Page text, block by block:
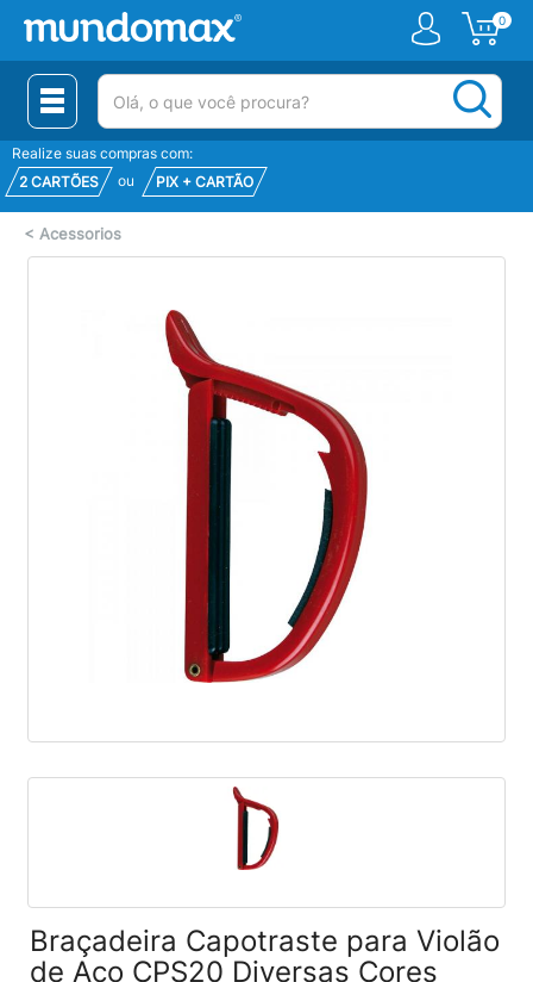
0
(pesquisar)
Realize suas compras com:
2 CARTÕES
ou PIX + CARTÃO
< Acessorios
Braçadeira Capotraste para Violão
de Aço CPS20 Diversas Cores